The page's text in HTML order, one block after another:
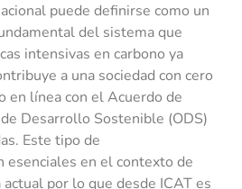
puede definirse como un
del sistema que
intensivas en carbono ya
a una sociedad con cero
en línea con el Acuerdo de
Desarrollo Sostenible (ODS)
Este tipo de
esenciales en el contexto de
por lo que desde ICAT es